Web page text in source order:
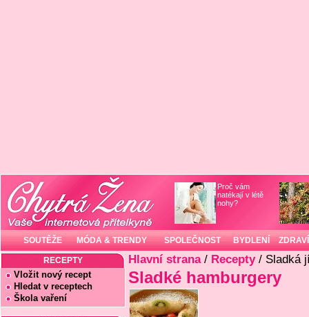
Proč vám
natékají v létě
nohy?
SOUTĚŽE MÓDA & TRENDY SPOLEČNOST BYDLENÍ ZDRAVÍ
RECEPTY
Vložit nový recept
Hledat v receptech
Škola vaření
Hlavní strana/ Recepty/ Sladká
Sladké hamburgery